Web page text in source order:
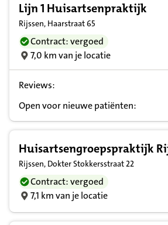
Lijn 1 Huisartsenpraktijk
Rijssen, Haarstraat 65
Contract: vergoed
7,0 km van je locatie
Reviews:
Open voor nieuwe patiënten:
Huisartsengroepspraktijk
Rijssen, Dokter Stokkersstraat 22
Contract: vergoed
7,1 km van je locatie